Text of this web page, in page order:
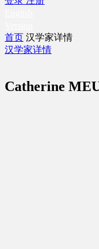
首页 汉学家详情
汉学家详情
Catherine